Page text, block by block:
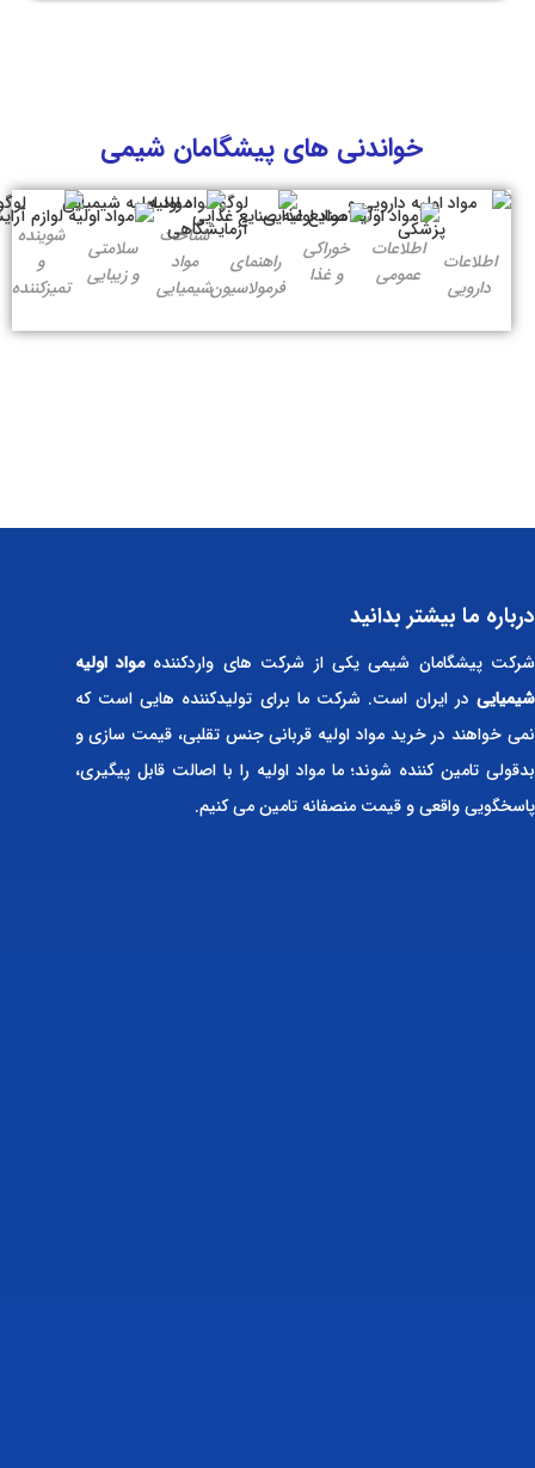
خواندنی های پیشگامان شیمی
اطلاعات
دارویی
اطلاعات
عمومی
خوراکی
و غذا
راهنمای
فرمولاسیون
شناخت
مواد
شیمیایی
سلامتی
و زیبایی
شوینده
و
تمیزکننده
درباره ما بیشتر بدانید
شرکت پیشگامان شیمی یکی از شرکت های واردکنندهمواد اولیه
شیمیایی در ایران است. شرکت ما برای تولیدکننده هایی است که
نمی خواهند در خرید مواد اولیه قربانی جنس تقلبی، قیمت سازی و
بدقولی تامین کننده شوند؛ ما مواد اولیه را با اصالت قابل پیگیری،
پاسخگویی واقعی و قیمت منصفانه تامین می کنیم.